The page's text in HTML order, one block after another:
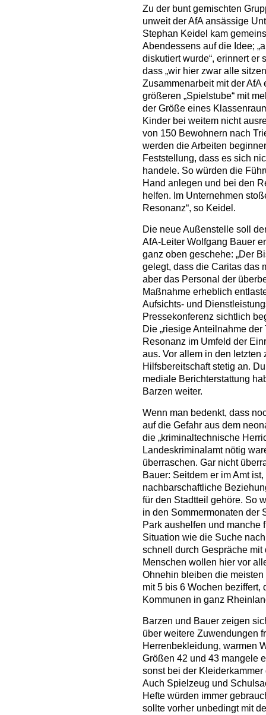
Zu der bunt gemischten
unweit der AfA ansässige
Stephan Keidel kam
Abendessens auf die Idee;
diskutiert wurde“, erinnert er
dass „wir hier zwar alle
Zusammenarbeit mit der
größeren „Spielstube“ mit
der Größe eines
Kinder bei weitem nicht
von 150 Bewohnern nach
werden die Arbeiten
Feststellung, dass es sich
handele. So würden die
Hand anlegen und bei den
helfen. Im Unternehmen
Resonanz“, so Keidel.
Die neue Außenstelle soll
AfA-Leiter Wolfgang Bauer
ganz oben geschehe: „Der
gelegt, dass die Caritas das
aber das Personal der
Maßnahme erheblich
Aufsichts- und
Pressekonferenz sichtlich
Die „riesige Anteilnahme
Resonanz im Umfeld der
aus. Vor allem in den
Hilfsbereitschaft stetig an.
mediale Berichterstattung
Barzen weiter.
Wenn man bedenkt, dass
auf die Gefahr aus dem
die „kriminaltechnische
Landeskriminalamt nötig
überraschen. Gar nicht
Bauer: Seitdem er im Amt
nachbarschaftliche
für den Stadtteil gehöre. So
in den Sommermonaten der
Park aushelfen und manche
Situation wie die Suche
schnell durch Gespräche mit
Menschen wollen hier vor
Ohnehin bleiben die
mit 5 bis 6 Wochen
Kommunen in ganz
Barzen und Bauer zeigen
über weitere Zuwendungen
Herrenbekleidung, warmen
Größen 42 und 43 mangele
sonst bei der
Auch Spielzeug und
Hefte würden immer
sollte vorher unbedingt mit